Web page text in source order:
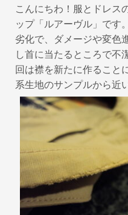
こんにちわ！服とドレス
ップ「ルアーヴル」です
劣化で、ダメージや変色
し首に当たるところで不
回は襟を新たに作ること
系生地のサンプルから近